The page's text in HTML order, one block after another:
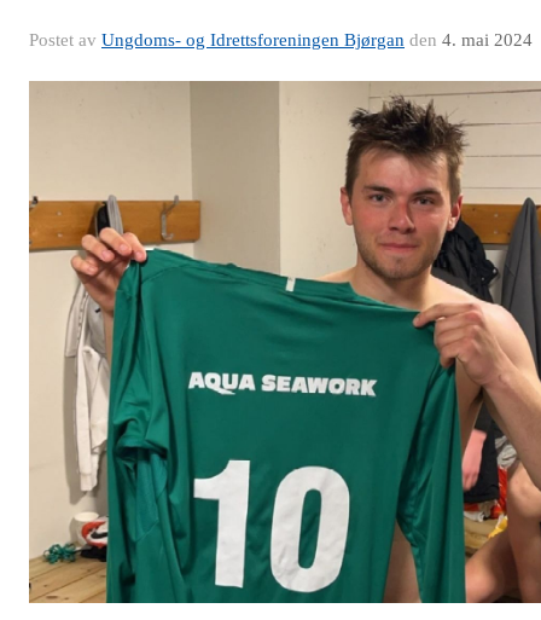
Postet av Ungdoms- og Idrettsforeningen Bjørgan den 4. mai 2024